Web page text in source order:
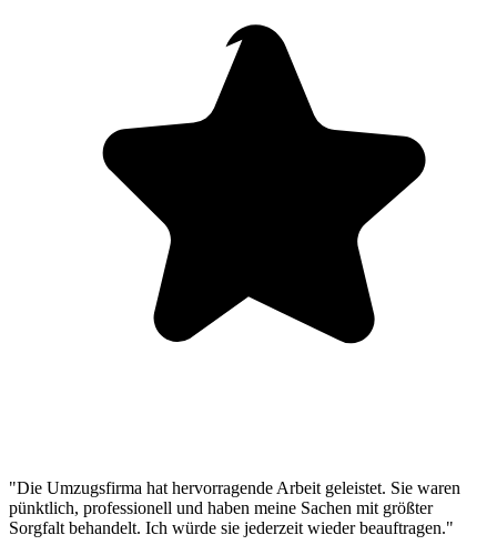
"Die Umzugsfirma hat hervorragende Arbeit geleistet. Sie waren
pünktlich, professionell und haben meine Sachen mit größter
Sorgfalt behandelt. Ich würde sie jederzeit wieder beauftragen."